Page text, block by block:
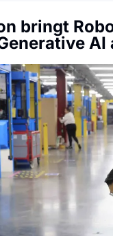
bringt
AI